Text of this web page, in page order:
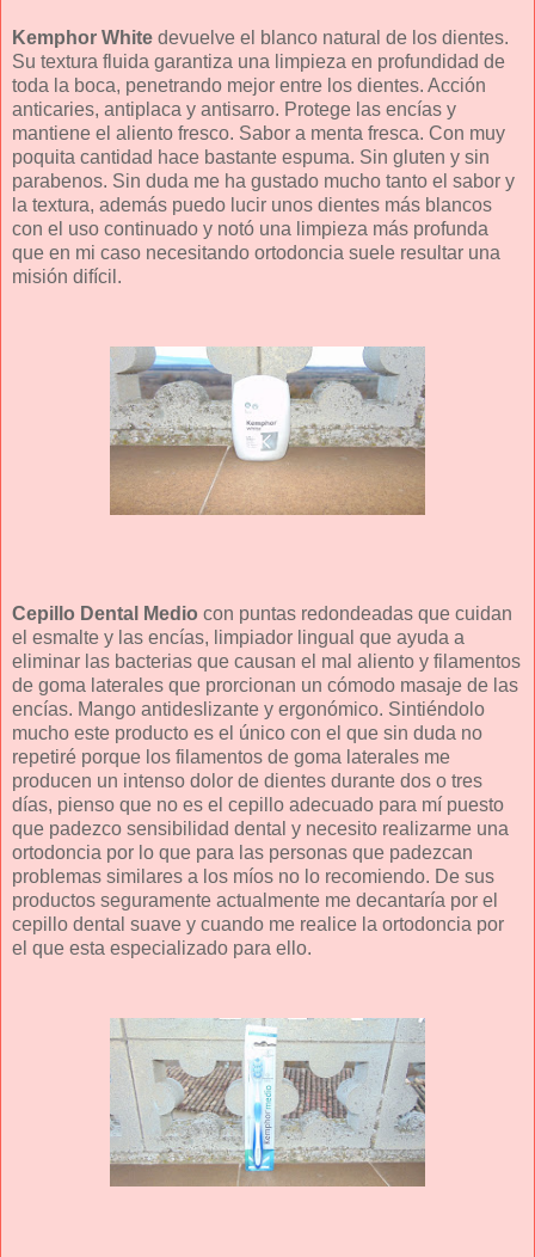
Kemphor White devuelve el blanco natural de los dientes.
Su textura fluida garantiza una limpieza en profundidad de
toda la boca, penetrando mejor entre los dientes. Acción
anticaries, antiplaca y antisarro. Protege las encías y
mantiene el aliento fresco. Sabor a menta fresca. Con muy
poquita cantidad hace bastante espuma. Sin gluten y sin
parabenos. Sin duda me ha gustado mucho tanto el sabor y
la textura, además puedo lucir unos dientes más blancos
con el uso continuado y notó una limpieza más profunda
que en mi caso necesitando ortodoncia suele resultar una
misión difícil.
Cepillo Dental Medio con puntas redondeadas que cuidan
el esmalte y las encías, limpiador lingual que ayuda a
eliminar las bacterias que causan el mal aliento y filamentos
de goma laterales que prorcionan un cómodo masaje de las
encías. Mango antideslizante y ergonómico. Sintiéndolo
mucho este producto es el único con el que sin duda no
repetiré porque los filamentos de goma laterales me
producen un intenso dolor de dientes durante dos o tres
días, pienso que no es el cepillo adecuado para mí puesto
que padezco sensibilidad dental y necesito realizarme una
ortodoncia por lo que para las personas que padezcan
problemas similares a los míos no lo recomiendo. De sus
productos seguramente actualmente me decantaría por el
cepillo dental suave y cuando me realice la ortodoncia por
el que esta especializado para ello.